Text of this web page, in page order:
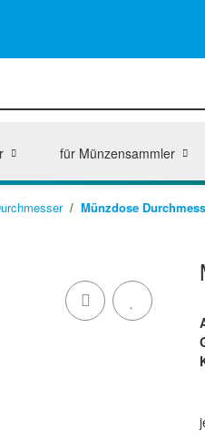
für Münzensammler
Münzdose